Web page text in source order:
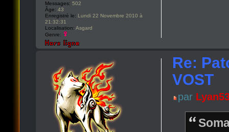
Messages: 502
Âge: 43
Enregistré le: Lundi 22 Novembre 2010 à
21:32:31
Localisation: Asgard
Genre:
Re:
VOST
par